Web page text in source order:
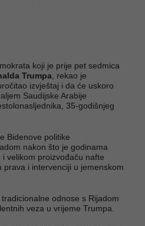
koji je prije pet sedmica
Trumpa , rekao je
izvještaj i da će uskoro
Saudijske Arabije
35-godišnjeg
Bidenove politike
nakon što je godinama
velikom proizvođaču nafte
prava i intervenciji u jemenskom
odnose s Rijadom
veza u vrijeme Trumpa.